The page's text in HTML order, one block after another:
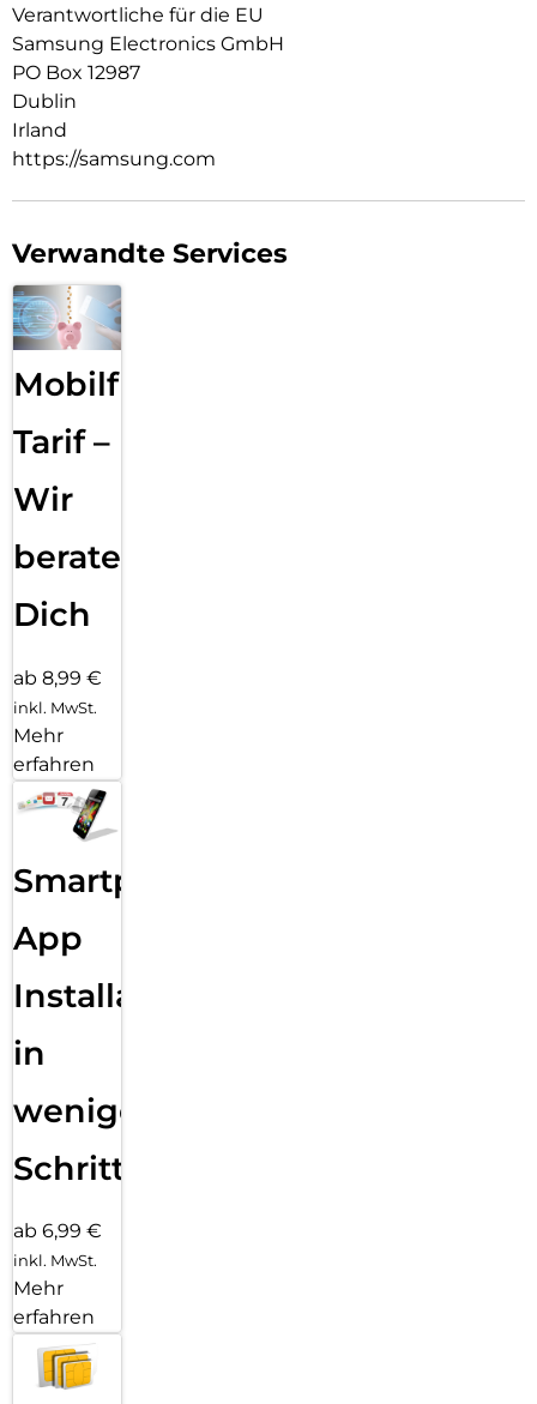
Verantwortliche für die EU
Samsung Electronics GmbH
PO Box 12987
Dublin
Irland
https://samsung.com
Verwandte Services
Mobilfunk
Tarif –
Wir
beraten
Dich
ab 8,99 €
inkl. MwSt.
Mehr
erfahren
Smartphone
App
Installation
in
wenigen
Schritten
ab 6,99 €
inkl. MwSt.
Mehr
erfahren